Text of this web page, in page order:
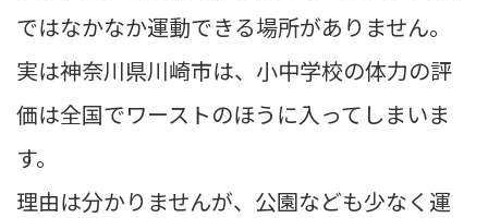
ではなかなか運動できる場所がありません。
実は神奈川県川崎市は、小中学校の体力の評
価は全国でワーストのほうに入ってしまいま
す。
理由は分かりませんが、公園なども少なく運